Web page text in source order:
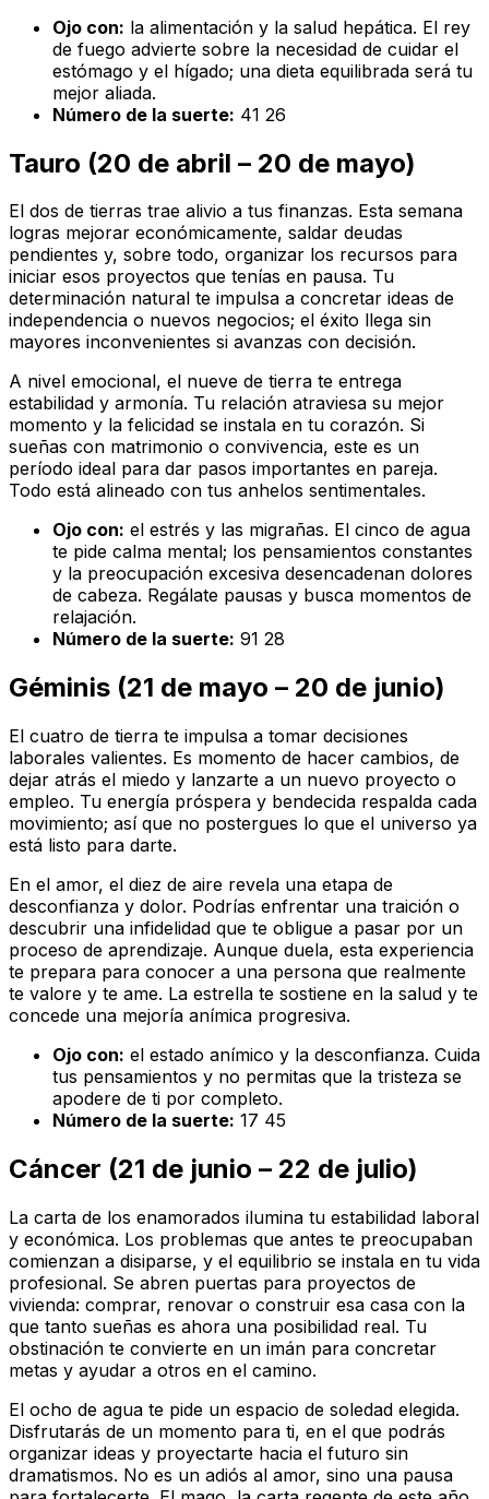
Ojo con: la alimentación y la salud hepática. El rey
de fuego advierte sobre la necesidad de cuidar el
estómago y el hígado; una dieta equilibrada será tu
mejor aliada.
Número de la suerte: 41 26
Tauro (20 de abril – 20 de mayo)
El dos de tierras trae alivio a tus finanzas. Esta semana
logras mejorar económicamente, saldar deudas
pendientes y, sobre todo, organizar los recursos para
iniciar esos proyectos que tenías en pausa. Tu
determinación natural te impulsa a concretar ideas de
independencia o nuevos negocios; el éxito llega sin
mayores inconvenientes si avanzas con decisión.
A nivel emocional, el nueve de tierra te entrega
estabilidad y armonía. Tu relación atraviesa su mejor
momento y la felicidad se instala en tu corazón. Si
sueñas con matrimonio o convivencia, este es un
período ideal para dar pasos importantes en pareja.
Todo está alineado con tus anhelos sentimentales.
Ojo con: el estrés y las migrañas. El cinco de agua
te pide calma mental; los pensamientos constantes
y la preocupación excesiva desencadenan dolores
de cabeza. Regálate pausas y busca momentos de
relajación.
Número de la suerte: 91 28
Géminis (21 de mayo – 20 de junio)
El cuatro de tierra te impulsa a tomar decisiones
laborales valientes. Es momento de hacer cambios, de
dejar atrás el miedo y lanzarte a un nuevo proyecto o
empleo. Tu energía próspera y bendecida respalda cada
movimiento; así que no postergues lo que el universo ya
está listo para darte.
En el amor, el diez de aire revela una etapa de
desconfianza y dolor. Podrías enfrentar una traición o
descubrir una infidelidad que te obligue a pasar por un
proceso de aprendizaje. Aunque duela, esta experiencia
te prepara para conocer a una persona que realmente
te valore y te ame. La estrella te sostiene en la salud y te
concede una mejoría anímica progresiva.
Ojo con: el estado anímico y la desconfianza. Cuida
tus pensamientos y no permitas que la tristeza se
apodere de ti por completo.
Número de la suerte: 17 45
Cáncer (21 de junio – 22 de julio)
La carta de los enamorados ilumina tu estabilidad laboral
y económica. Los problemas que antes te preocupaban
comienzan a disiparse, y el equilibrio se instala en tu vida
profesional. Se abren puertas para proyectos de
vivienda: comprar, renovar o construir esa casa con la
que tanto sueñas es ahora una posibilidad real. Tu
obstinación te convierte en un imán para concretar
metas y ayudar a otros en el camino.
El ocho de agua te pide un espacio de soledad elegida.
Disfrutarás de un momento para ti, en el que podrás
organizar ideas y proyectarte hacia el futuro sin
dramatismos. No es un adiós al amor, sino una pausa